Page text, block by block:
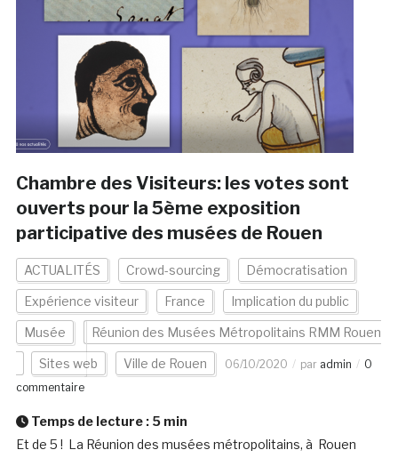
Chambre des Visiteurs: les votes sont
ouverts pour la 5ème exposition
participative des musées de Rouen
ACTUALITÉS Crowd-sourcing Démocratisation
Expérience visiteur France Implication du public
Musée Réunion des Musées Métropolitains RMM Rouen
Sites web Ville de Rouen 06/10/2020 par admin
0
commentaire
Temps de lecture : 5 min
Et de 5 ! La Réunion des musées métropolitains, à Rouen